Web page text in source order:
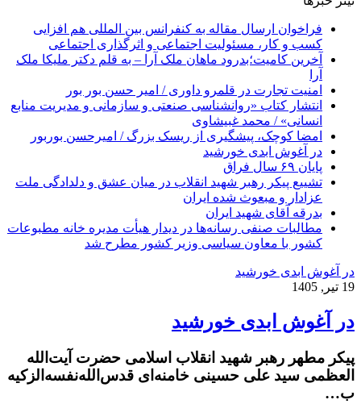
فراخوان ارسال مقاله به کنفرانس بین المللی هم افزایی
کسب و کار، مسئولیت اجتماعی و اثرگذاری اجتماعی
آخرین کامیت؛بدرود ماهان ملک آرا – به قلم دکتر ملیکا ملک
آرا
امنیت تجارت در قلمرو داوری / امیر حسن بور بور
انتشار کتاب «روانشناسی صنعتی و سازمانی و مدیریت منابع
انسانی» / محمد غبیشاوی
امضا کوچک، پیشگیری از ریسک بزرگ / امیرحسن بوربور
در آغوش ابدی خورشید
پایان ۶۹ سال فراق
تشییع پیکر رهبر شهید انقلاب در میان عشق و دلدادگی ملت
عزادار و مبعوث شده ایران
بدرقه آقای شهید ایران
مطالبات صنفی رسانه‌ها در دیدار هیأت مدیره خانه مطبوعات
کشور با معاون سیاسی وزیر کشور مطرح شد
در آغوش ابدی خورشید
19 تیر, 1405
در آغوش ابدی خورشید
پیکر مطهر رهبر شهید انقلاب اسلامی حضرت آیت‌الله
العظمی سید علی حسینی خامنه‌ای قدس‌الله‌نفسه‌الزکیه
ب…